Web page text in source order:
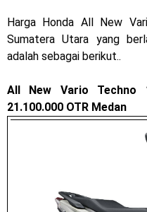
Sudah pakai diskbrake
perkenalkan
Yamaha Nmax Turbo
tinggal
Honda Indonesia resmi
2025,
Dukung MotoGP
motor
Harga Honda All New
Sumatera Utara yang
adalah sebagai berikut..
All New Vario Techno
21.100.000 OTR Medan